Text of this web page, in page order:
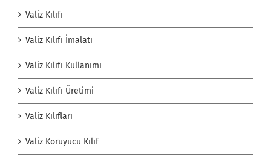
Valiz Kılıfı
Valiz Kılıfı İmalatı
Valiz Kılıfı Kullanımı
Valiz Kılıfı Üretimi
Valiz Kılıfları
Valiz Koruyucu Kılıf